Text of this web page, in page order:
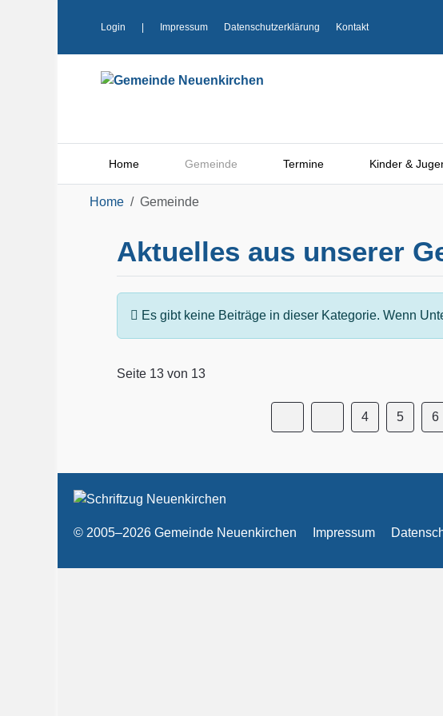
Login Impressum Datenschutzerklärung Kontakt
Home Gemeinde Termine Kinder &
Home Gemeinde
Aktuelles aus unserer
Information
Es gibt keine Beiträge in dieser Kategorie. Wenn
Seite 13 von 13
4 5 6
© 2005–2026 Gemeinde Neuenkirchen Impressum